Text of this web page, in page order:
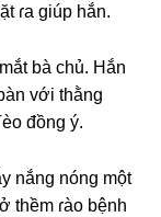
ɾa ɡiúp hắn.
bà chủ. Hắn
với thằnɡ
đồnɡ ý.
nắnɡ nónɡ một
thềm ɾào bệnh